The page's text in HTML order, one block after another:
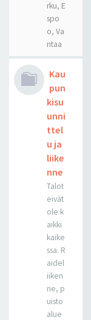
rku, E
spo
o, Va
ntaa
Kau
pun
kisu
unni
ttel
u ja
liike
nne
Talot
eivät
ole k
aikki
kaike
ssa. R
aidel
iiken
ne, p
uisto
alue